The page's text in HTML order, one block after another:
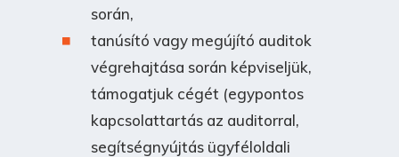
során,
tanúsító vagy megújító auditok
végrehajtása során képviseljük,
támogatjuk cégét (egypontos
kapcsolattartás az auditorral,
segítségnyújtás ügyféloldali